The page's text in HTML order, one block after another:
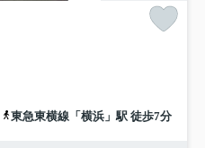
東急東横線「横浜」駅 徒歩7分